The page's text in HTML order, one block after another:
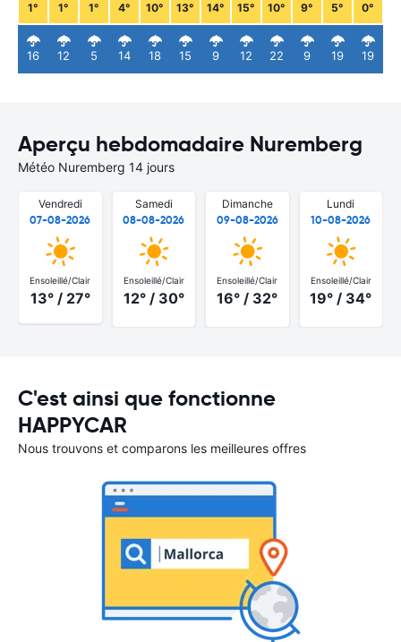
1°
16
1°
12
1°
5
4°
14
10°
18
13°
15
14°
9
15°
12
10°
22
9°
9
5°
19
0°
19
Aperçu hebdomadaire Nuremberg
Météo Nuremberg 14 jours
Vendredi
07-08-2026
Ensoleillé/Clair
13° / 27°
Samedi
08-08-2026
Ensoleillé/Clair
12° / 30°
Dimanche
09-08-2026
Ensoleillé/Clair
16° / 32°
Lundi
10-08-2026
Ensoleillé/Clair
19° / 34°
C'est ainsi que fonctionne
HAPPYCAR
Nous trouvons et comparons les meilleures offres